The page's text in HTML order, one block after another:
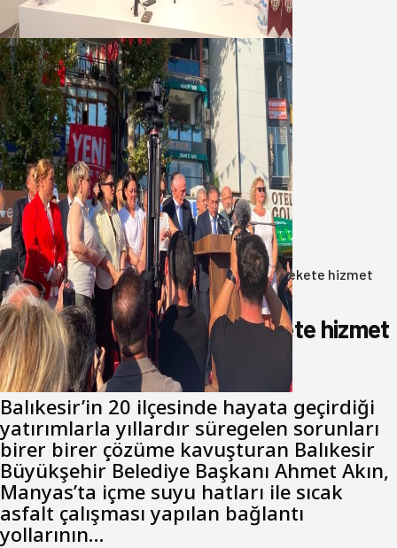
Yeni Parti Bandırma Teşkilatı kuruldu
06 Ağustos 2026
Anasayfa/Gündem/Akın: Benim derdim memlekete hizmet
hemşerim!
Akın: Benim derdim memlekete hizmet
hemşerim!
Balıkesir’in 20 ilçesinde hayata geçirdiği
yatırımlarla yıllardır süregelen sorunları
birer birer çözüme kavuşturan Balıkesir
Büyükşehir Belediye Başkanı Ahmet Akın,
Manyas’ta içme suyu hatları ile sıcak
asfalt çalışması yapılan bağlantı
yollarının…